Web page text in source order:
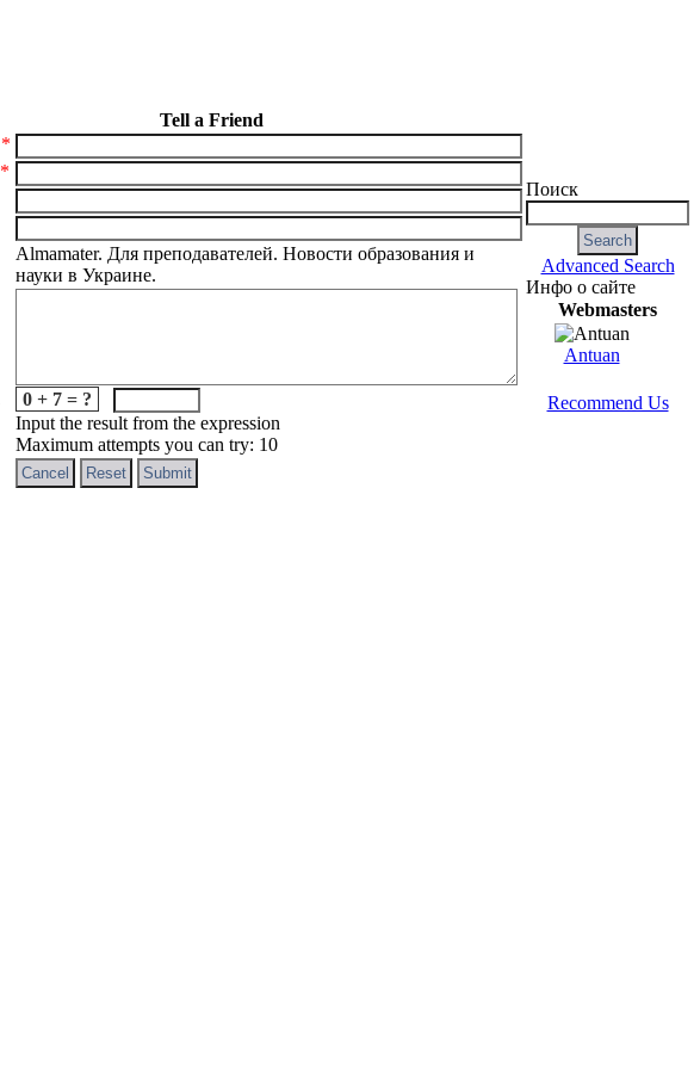
Tell a Friend
*
*
Almamater. Для преподавателей. Новости образования и
науки в Украине.
0 + 7 = ?
Input the result from the expression
Maximum attempts you can try: 10
Поиск
Advanced Search
Инфо о сайте
Webmasters
Antuan
Recommend Us